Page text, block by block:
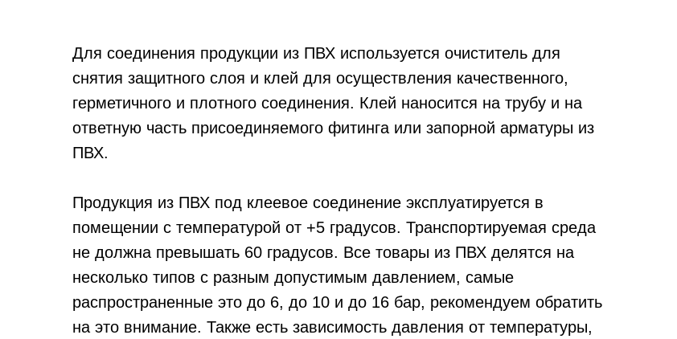
Для соединения продукции из ПВХ используется очиститель для
снятия защитного слоя и клей для осуществления качественного,
герметичного и плотного соединения. Клей наносится на трубу и на
ответную часть присоединяемого фитинга или запорной арматуры из
ПВХ.
Продукция из ПВХ под клеевое соединение эксплуатируется в
помещении с температурой от +5 градусов. Транспортируемая среда
не должна превышать 60 градусов. Все товары из ПВХ делятся на
несколько типов с разным допустимым давлением, самые
распространенные это до 6, до 10 и до 16 бар, рекомендуем обратить
на это внимание. Также есть зависимость давления от температуры,